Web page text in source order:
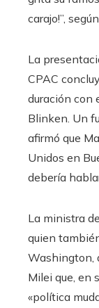
carajo!”,
La
CPAC
duración con
Blinken. Un
afirmó que
Unidos en
debería
La ministra
quien
Washington,
Milei que, en
«política